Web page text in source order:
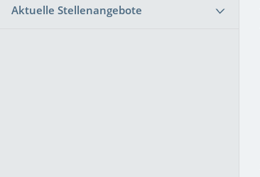
Aktuelle Stellenangebote